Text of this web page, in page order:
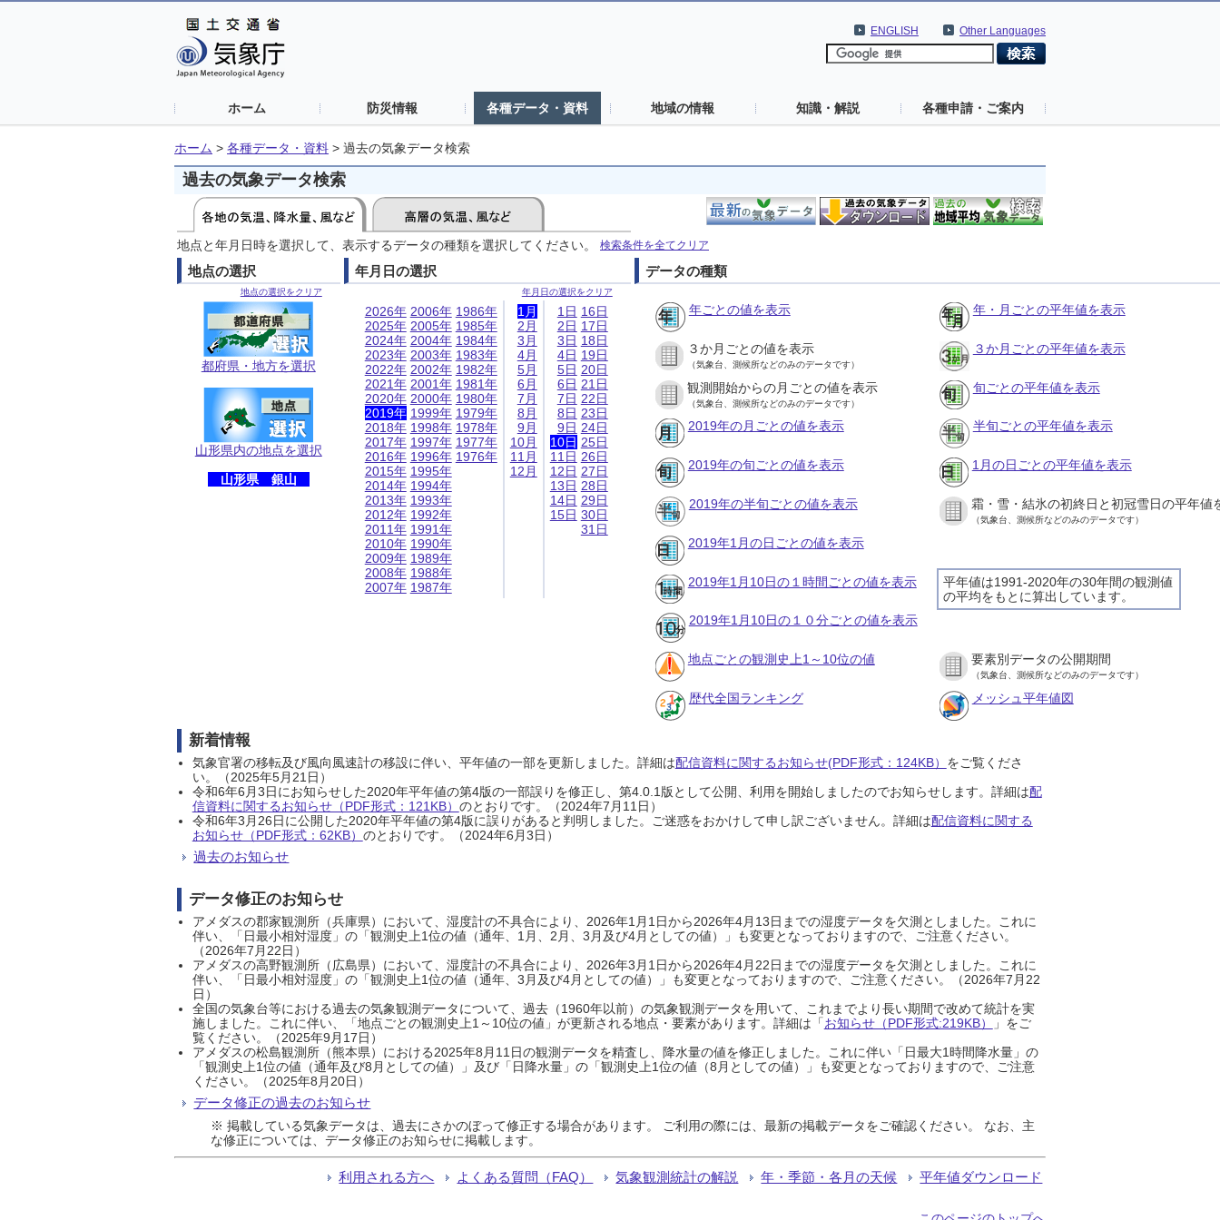
Other Languages
ENGLISH
ホーム 防災情報 各種データ・資料 地域の情報 知識・解説 各種申請・ご案内
ホーム > 各種データ・資料 > 過去の気象データ検索
過去の気象データ検索
地点と年月日時を選択して、表示するデータの種類を選択してください。 検索条件を全てクリア
地点の選択
地点の選択をクリア
都府県・地方を選択
山形県内の地点を選択
山形県 銀山
年月日の選択
年月日の選択をクリア
2026年
2025年
2024年
2023年
2022年
2021年
2020年
2019年
2018年
2017年
2016年
2015年
2014年
2013年
2012年
2011年
2010年
2009年
2008年
2007年
2006年
2005年
2004年
2003年
2002年
2001年
2000年
1999年
1998年
1997年
1996年
1995年
1994年
1993年
1992年
1991年
1990年
1989年
1988年
1987年
1986年
1985年
1984年
1983年
1982年
1981年
1980年
1979年
1978年
1977年
1976年
1月
2月
3月
4月
5月
6月
7月
8月
9月
10月
11月
12月
1日
2日
3日
4日
5日
6日
7日
8日
9日
10日
11日
12日
13日
14日
15日
16日
17日
18日
19日
20日
21日
22日
23日
24日
25日
26日
27日
28日
29日
30日
31日
データの種類
年ごとの値を表示 年・月ごとの平年値を表示
３か月ごとの値を表示
（気象台、測候所などのみのデータです）
３か月ごとの平年値を表示
観測開始からの月ごとの値を表示
（気象台、測候所などのみのデータです）
旬ごとの平年値を表示
2019年の月ごとの値を表示 半旬ごとの平年値を表示
2019年の旬ごとの値を表示 1月の日ごとの平年値を表示
2019年の半旬ごとの値を表示 霜・雪・結氷の初終日と初冠雪日の平年値
（気象台、測候所などのみのデータです）
2019年1月の日ごとの値を表示
平年値は1991-2020年の30年間の観測値
の平均をもとに算出しています。
2019年1月10日の１時間ごとの値を表示
2019年1月10日の１０分ごとの値を表示
地点ごとの観測史上1～10位の値 要素別データの公開期間
（気象台、測候所などのみのデータです）
歴代全国ランキング メッシュ平年値図
新着情報
気象官署の移転及び風向風速計の移設に伴い、平年値の一部を更新しました。詳細は配信資料に関するお知らせ(PDF形式：124KB） をご覧くださ
い。（2025年5月21日）
令和6年6月3日にお知らせした2020年平年値の第4版の一部誤りを修正し、第4.0.1版として公開、利用を開始しましたのでお知らせします。詳細は配
信資料に関するお知らせ（PDF形式：121KB） のとおりです。（2024年7月11日）
令和6年3月26日に公開した2020年平年値の第4版に誤りがあると判明しました。ご迷惑をおかけして申し訳ございません。詳細は配信資料に関する
お知らせ（PDF形式：62KB） のとおりです。（2024年6月3日）
過去のお知らせ
データ修正のお知らせ
アメダスの郡家観測所（兵庫県）において、湿度計の不具合により、2026年1月1日から2026年4月13日までの湿度データを欠測としました。これに
伴い、「日最小相対湿度」の「観測史上1位の値（通年、1月、2月、3月及び4月としての値）」も変更となっておりますので、ご注意ください。
（2026年7月22日）
アメダスの高野観測所（広島県）において、湿度計の不具合により、2026年3月1日から2026年4月22日までの湿度データを欠測としました。これに
伴い、「日最小相対湿度」の「観測史上1位の値（通年、3月及び4月としての値）」も変更となっておりますので、ご注意ください。（2026年7月22
日）
全国の気象台等における過去の気象観測データについて、過去（1960年以前）の気象観測データを用いて、これまでより長い期間で改めて統計を実
施しました。これに伴い、「地点ごとの観測史上1～10位の値」が更新される地点・要素があります。詳細は「お知らせ（PDF形式:219KB）
」をご
覧ください。（2025年9月17日）
アメダスの松島観測所（熊本県）における2025年8月11日の観測データを精査し、降水量の値を修正しました。これに伴い「日最大1時間降水量」の
「観測史上1位の値（通年及び8月としての値）」及び「日降水量」の「観測史上1位の値（8月としての値）」も変更となっておりますので、ご注意
ください。（2025年8月20日）
データ修正の過去のお知らせ
※ 掲載している気象データは、過去にさかのぼって修正する場合があります。 ご利用の際には、最新の掲載データをご確認ください。 なお、主
な修正については、データ修正のお知らせに掲載します。
利用される方へ よくある質問（FAQ） 気象観測統計の解説 年・季節・各月の天候 平年値ダウンロード